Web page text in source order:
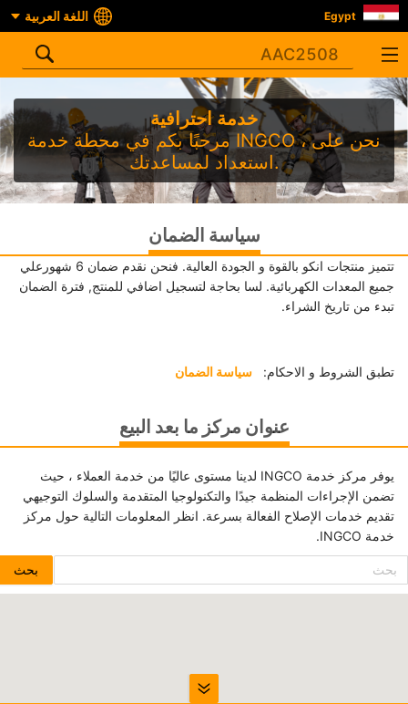
Egypt اللغة العربية
خدمة احترافية
مرحبًا بكم في محطة خدمة INGCO ، نحن على
استعداد لمساعدتك.
سياسة الضمان
تتميز منتجات انكو بالقوة و الجودة العالية. فنحن نقدم ضمان 6 شهورعلي
جميع المعدات الكهربائية. لسا بحاجة لتسجيل اضافي للمنتج, فترة الضمان
تبدء من تاريخ الشراء.
تطبق الشروط و الاحكام: سياسة الضمان
عنوان مركز ما بعد البيع
يوفر مركز خدمة INGCO لدينا مستوى عاليًا من خدمة العملاء ، حيث
تضمن الإجراءات المنظمة جيدًا والتكنولوجيا المتقدمة والسلوك التوجيهي
تقديم خدمات الإصلاح الفعالة بسرعة. انظر المعلومات التالية حول مركز
خدمة INGCO.
بحث